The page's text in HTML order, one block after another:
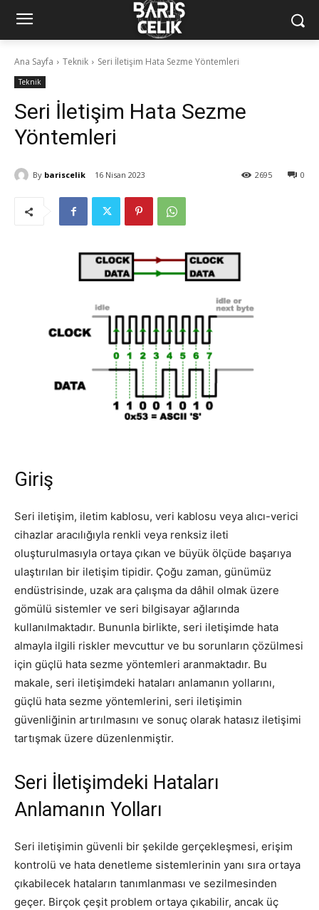
Ana Sayfa Teknik Seri İletişim Hata Sezme Yöntemleri
Teknik
Seri İletişim Hata Sezme
Yöntemleri
By bariscelik 16 Nisan 2023 0
2695
Giriş
Seri iletişim, iletim kablosu, veri kablosu veya alıcı-verici
cihazlar aracılığıyla renkli veya renksiz ileti
oluşturulmasıyla ortaya çıkan ve büyük ölçüde başarıya
ulaştırılan bir iletişim tipidir. Çoğu zaman, günümüz
endüstrisinde, uzak ara çalışma da dâhil olmak üzere
gömülü sistemler ve seri bilgisayar ağlarında
kullanılmaktadır. Bununla birlikte, seri iletişimde hata
almayla ilgili riskler mevcuttur ve bu sorunların çözülmesi
için güçlü hata sezme yöntemleri aranmaktadır. Bu
makale, seri iletişimdeki hataları anlamanın yollarını,
güçlü hata sezme yöntemlerini, seri iletişimin
güvenliğinin artırılmasını ve sonuç olarak hatasız iletişimi
tartışmak üzere düzenlenmiştir.
Seri İletişimdeki Hataları
Anlamanın Yolları
Seri iletişimin güvenli bir şekilde gerçekleşmesi, erişim
kontrolü ve hata denetleme sistemlerinin yanı sıra ortaya
çıkabilecek hataların tanımlanması ve sezilmesinden
geçer. Birçok çeşit problem ortaya çıkabilir, ancak üç